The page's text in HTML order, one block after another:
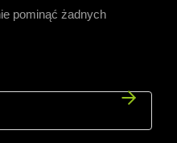
pominąć żadnych